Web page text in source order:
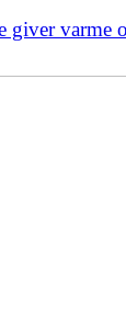
giver varme